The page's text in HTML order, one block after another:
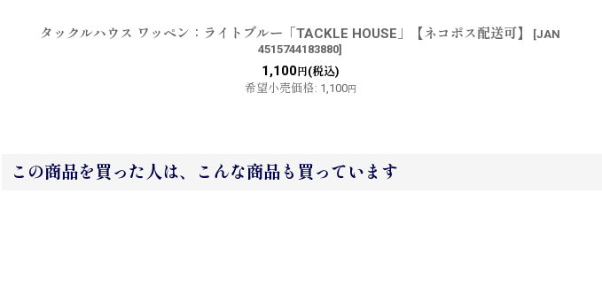
タックルハウス ワッペン：ライトブルー「TACKLE HOUSE」【ネコポス配送可】 [JAN
4515744183880]
1,100円(税込)
希望小売価格: 1,100円
この商品を買った人は、こんな商品も買っています